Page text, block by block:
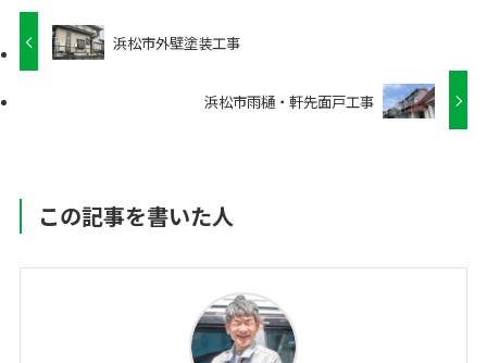
浜松市外壁塗装工事
浜松市雨樋・軒先面戸工事
この記事を書いた人